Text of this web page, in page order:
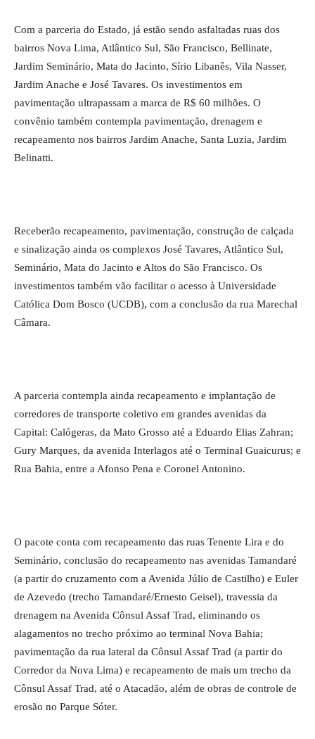
Com a parceria do Estado, já estão sendo asfaltadas ruas dos
bairros Nova Lima, Atlântico Sul, São Francisco, Bellinate,
Jardim Seminário, Mata do Jacinto, Sírio Libanês, Vila Nasser,
Jardim Anache e José Tavares. Os investimentos em
pavimentação ultrapassam a marca de R$ 60 milhões. O
convênio também contempla pavimentação, drenagem e
recapeamento nos bairros Jardim Anache, Santa Luzia, Jardim
Belinatti.
Receberão recapeamento, pavimentação, construção de calçada
e sinalização ainda os complexos José Tavares, Atlântico Sul,
Seminário, Mata do Jacinto e Altos do São Francisco. Os
investimentos também vão facilitar o acesso à Universidade
Católica Dom Bosco (UCDB), com a conclusão da rua Marechal
Câmara.
A parceria contempla ainda recapeamento e implantação de
corredores de transporte coletivo em grandes avenidas da
Capital: Calógeras, da Mato Grosso até a Eduardo Elias Zahran;
Gury Marques, da avenida Interlagos até o Terminal Guaicurus; e
Rua Bahia, entre a Afonso Pena e Coronel Antonino.
O pacote conta com recapeamento das ruas Tenente Lira e do
Seminário, conclusão do recapeamento nas avenidas Tamandaré
(a partir do cruzamento com a Avenida Júlio de Castilho) e Euler
de Azevedo (trecho Tamandaré/Ernesto Geisel), travessia da
drenagem na Avenida Cônsul Assaf Trad, eliminando os
alagamentos no trecho próximo ao terminal Nova Bahia;
pavimentação da rua lateral da Cônsul Assaf Trad (a partir do
Corredor da Nova Lima) e recapeamento de mais um trecho da
Cônsul Assaf Trad, até o Atacadão, além de obras de controle de
erosão no Parque Sóter.